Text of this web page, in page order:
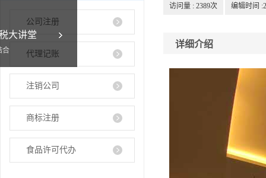
大讲堂
合
公司注册
代理记账
注销公司
商标注册
食品许可代办
访问量 : 2389次 编辑时间
详细介绍